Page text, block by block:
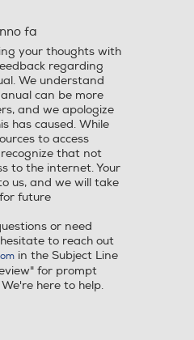
Potenza di
aspirazione
(modalità Max)
130 AW
fa
your thoughts with
regarding
We understand
can be more
and we apologize
has caused. While
to access
that not
to the internet. Your
us, and we will take
future
or need
to reach out
in the Subject Line
for prompt
here to help.